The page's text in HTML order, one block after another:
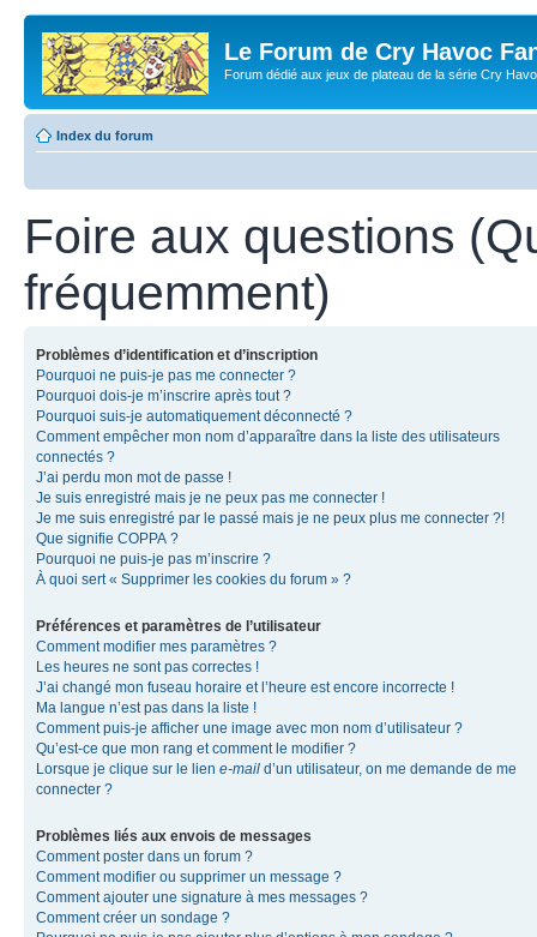
Le Forum de Cry Havoc
Forum dédié aux jeux de plateau de la série Cry
Index du forum
Foire aux questions
fréquemment)
Problèmes d’identification et d’inscription
Pourquoi ne puis-je pas me connecter ?
Pourquoi dois-je m’inscrire après tout ?
Pourquoi suis-je automatiquement déconnecté ?
Comment empêcher mon nom d’apparaître dans la liste des utilisateurs
connectés ?
J’ai perdu mon mot de passe !
Je suis enregistré mais je ne peux pas me connecter !
Je me suis enregistré par le passé mais je ne peux plus me connecter ?!
Que signifie COPPA ?
Pourquoi ne puis-je pas m’inscrire ?
À quoi sert « Supprimer les cookies du forum » ?
Préférences et paramètres de l’utilisateur
Comment modifier mes paramètres ?
Les heures ne sont pas correctes !
J’ai changé mon fuseau horaire et l’heure est encore incorrecte !
Ma langue n’est pas dans la liste !
Comment puis-je afficher une image avec mon nom d’utilisateur ?
Qu’est-ce que mon rang et comment le modifier ?
Lorsque je clique sur le lien e-mail d’un utilisateur, on me demande de me
connecter ?
Problèmes liés aux envois de messages
Comment poster dans un forum ?
Comment modifier ou supprimer un message ?
Comment ajouter une signature à mes messages ?
Comment créer un sondage ?